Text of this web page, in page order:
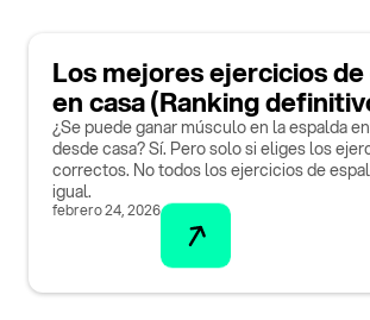
Los mejores ejercicios
en casa (Ranking
¿Se puede ganar músculo en la espalda
desde casa? Sí. Pero solo si eliges los
correctos. No todos los ejercicios de
igual.
febrero 24, 2026